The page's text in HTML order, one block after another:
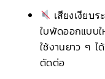
เสียงเงียบ
ใบพัดออกแบบใ
ใช้งานยาว ๆ ไ
ตัดต่อ